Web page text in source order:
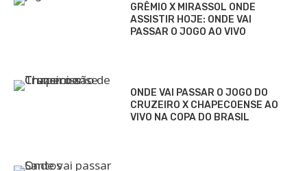
GRÊMIO X MIRASSOL ONDE
ASSISTIR HOJE: ONDE VAI
PASSAR O JOGO AO VIVO
ONDE VAI PASSAR O JOGO DO
CRUZEIRO X CHAPECOENSE AO
VIVO NA COPA DO BRASIL